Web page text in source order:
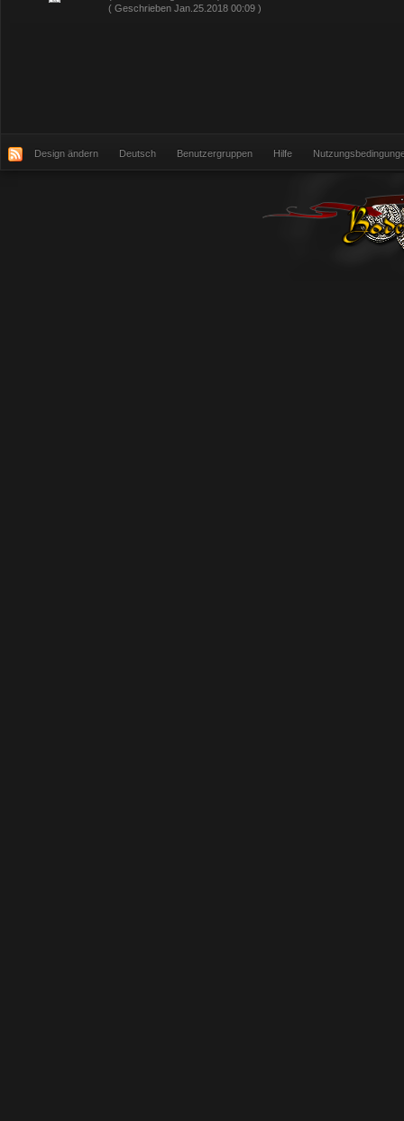
( Geschrieben Jan.25.2018 00:09 )
Design ändern Deutsch Benutzergruppen Hilfe